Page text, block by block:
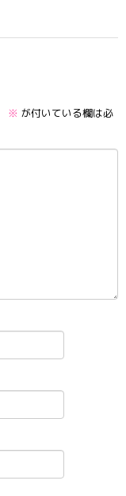
※ が付いている欄は必